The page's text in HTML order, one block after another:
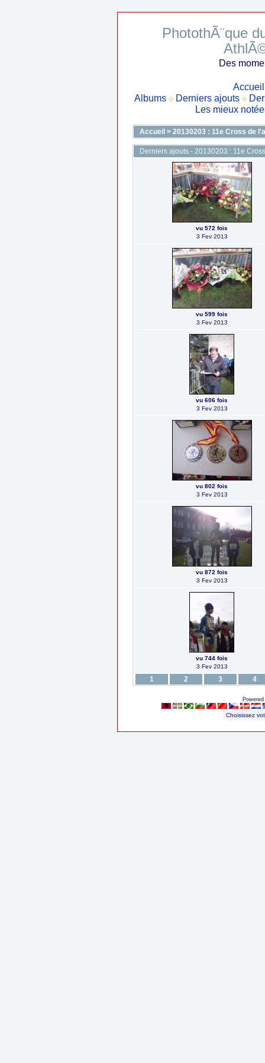
PhotothÃ¨que
Des
Accueil
Albums
Derniers ajouts
Les mieux
Accueil > 20130203 : 11e Cross de
Derniers ajouts - 20130203 : 11e
vu 572 fois
3 Fev 2013
vu 599 fois
3 Fev 2013
vu 606 fois
3 Fev 2013
vu 802 fois
3 Fev 2013
vu 872 fois
3 Fev 2013
vu 744 fois
3 Fev 2013
1 2 3 4